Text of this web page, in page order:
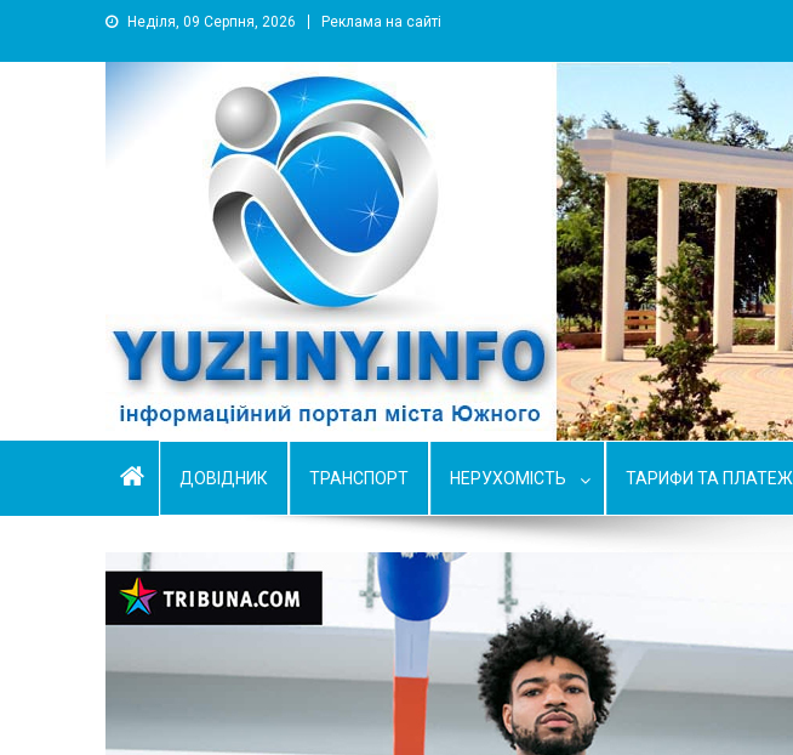
Неділя, 09 Серпня, 2026 Реклама на сайті
YUZHNY.INFO
информационный портал города Южный
ДОВІДНИК ТРАНСПОРТ НЕРУХОМІСТЬ ТАРИФИ ТА ПЛАТЕЖІ